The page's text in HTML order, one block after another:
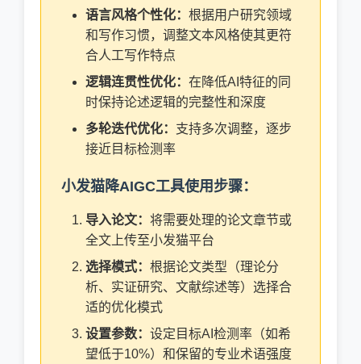
语言风格个性化： 根据用户研究领域
和写作习惯，调整文本风格使其更符
合人工写作特点
逻辑连贯性优化： 在降低AI特征的同
时保持论述逻辑的完整性和深度
多轮迭代优化： 支持多次调整，逐步
接近目标检测率
小发猫降AIGC工具使用步骤：
导入论文： 将需要处理的论文章节或
全文上传至小发猫平台
选择模式： 根据论文类型（理论分
析、实证研究、文献综述等）选择合
适的优化模式
设置参数： 设定目标AI检测率（如希
望低于10%）和保留的专业术语强度